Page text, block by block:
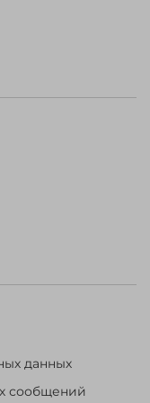
данных
сообщений